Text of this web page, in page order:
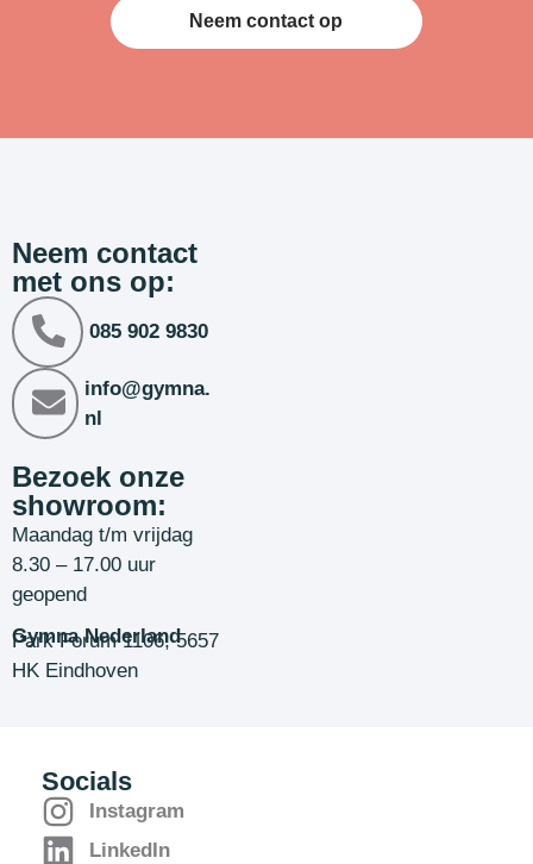
Neem contact op
Neem contact
met ons op:
085 902 9830
info@gymna.
nl
Bezoek onze
showroom:
Maandag t/m vrijdag
8.30 – 17.00 uur
geopend
Gymna Nederland
Park Forum 1106, 5657
HK Eindhoven
Socials
Instagram
LinkedIn